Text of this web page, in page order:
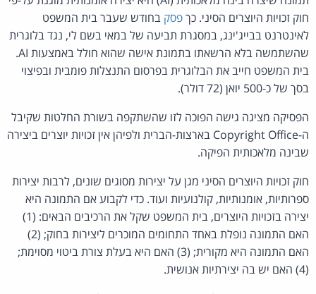
חוק זכויות היוצרים הסיני. כךפסק בחודש שעבר בית המשפט
לאינטרנט בבייג'ינג, במסגרת תביעה של במאי בשם לי, נגד בלוגרית
שהשתמשה בלא הרשאתו בתמונת אישה שהוא חולל באמצעות AI.
בית המשפט חייב את הבלוגרית בפרסום התנצלות פומבית ובפיצוי
בסך של כ-500 יואן (72 דולר).
הפסיקה מציגה גישה הפוכה לזו שהשתקפה בשורת החלטות שקיבל
ה-Copyright Office בארצות-הברית ולפיהן אין זכויות יוצרים ביצירה
שבינה מלאכותית הפיקה.
חוק זכויות היוצרים הסיני מגן על יצירות מסוגים שונים, לרבות יצירות
ספרותיות, אומנותיות, קולנועיות ועוד. כדי לקבוע אם התמונה היא
יצירה בזכויות היוצרים, בית המשפט שקל את הרכיבים הבאים: (1)
האם התמונה נופלת באחד התחומים המוכרים ליצירות בחוק; (2)
האם התמונה היא מקורית; (3) האם היא בעלת צורת ביטוי מסוימת;
(4) האם יש בה יצירתיות אנושית.